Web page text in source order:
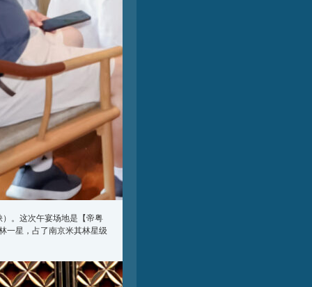
。这次午宴场地是【帝粤
一星，占了南京米其林星级